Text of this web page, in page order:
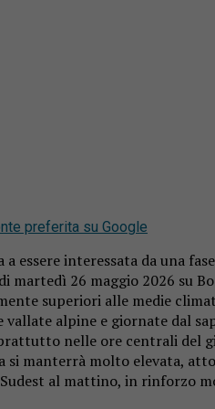
preferita su Google
a essere interessata da una
martedì 26 maggio 2026 su
superiori alle medie
vallate alpine e giornate dal
nelle ore centrali del
si manterrà molto elevata,
al mattino, in rinforzo